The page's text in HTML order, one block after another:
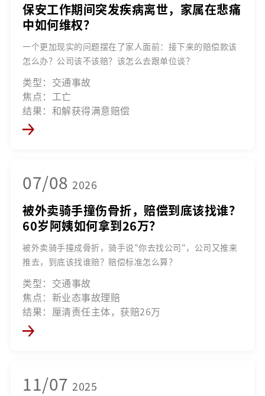
保安工作期间突发疾病离世，家属在悲痛
中如何维权？
一个更加现实的问题摆在了家人面前：接下来的赔偿款该
怎么办？公司该不该赔？该怎么去跟单位谈？
类型：交通事故
焦点：工亡
结果：和解获得满意赔偿
07/08 2026
被外卖骑手撞伤骨折，赔偿到底该找谁？
60岁阿姨如何拿到26万？
被外卖骑手撞成骨折，骑手说"你去找公司"，公司又推来
推去，到底该找谁赔？赔偿标准怎么算？
类型：交通事故
焦点：新业态事故理赔
结果：厘清责任主体，获赔26万
11/07 2025